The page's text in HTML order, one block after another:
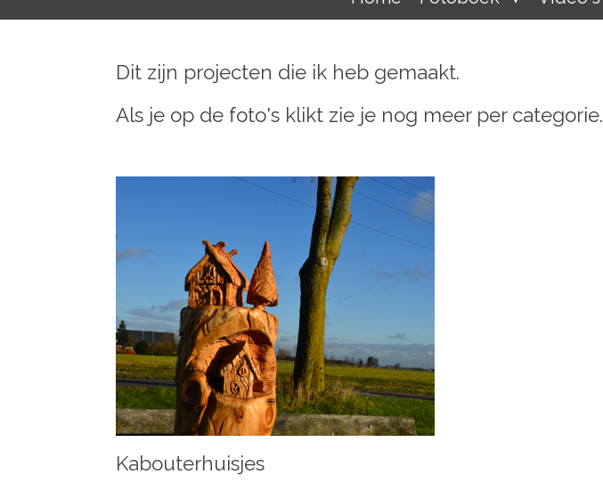
Dit zijn projecten die ik heb gemaakt.
Als je op de foto's klikt zie je nog meer per categorie.
Kabouterhuisjes